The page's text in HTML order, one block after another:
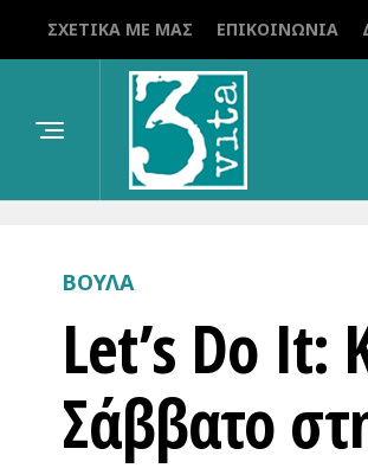
ΣΧΕΤΙΚΆ ΜΕ ΜΑΣ ΕΠΙΚΟΙΝΩΝΊΑ
ΒΟΥΛΑ
Let’s Do It:
Σάββατο